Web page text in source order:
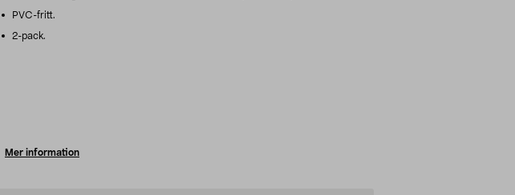
PVC-fritt.
2-pack.
Mer information